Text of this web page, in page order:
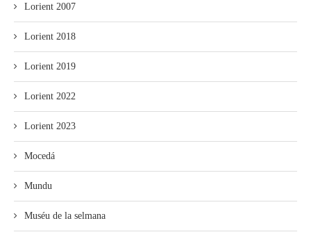
Lorient 2007
Lorient 2018
Lorient 2019
Lorient 2022
Lorient 2023
Mocedá
Mundu
Muséu de la selmana